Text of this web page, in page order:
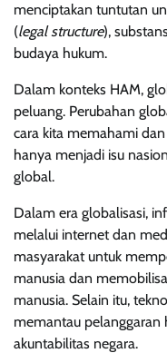
menciptakan tuntutan
(legal structure),
budaya hukum.
Dalam konteks HAM,
peluang. Perubahan
cara kita memahami
hanya menjadi isu
global.
Dalam era globalisasi,
melalui internet dan
masyarakat untuk
manusia dan
manusia. Selain itu,
memantau pelanggaran
akuntabilitas negara.